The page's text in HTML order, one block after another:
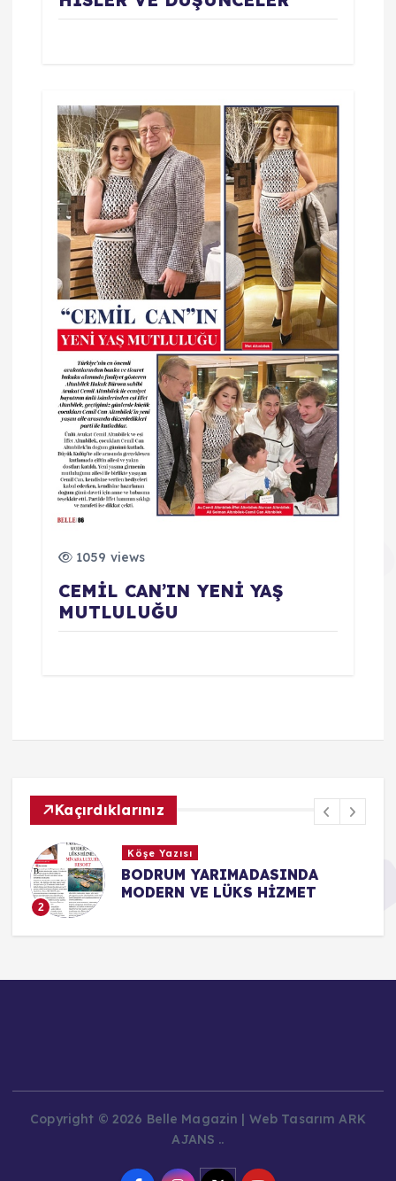
1059 views
CEMİL CAN’IN YENİ YAŞ
MUTLULUĞU
Kaçırdıklarınız
2
Köşe Yazısı
BODRUM YARIMADASINDA
MODERN VE LÜKS HİZMET
Copyright © 2026 Belle Magazin | Web Tasarım ARK
AJANS ..